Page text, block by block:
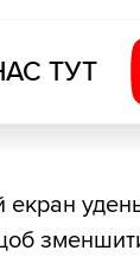
ТУТ
екран
зменшити